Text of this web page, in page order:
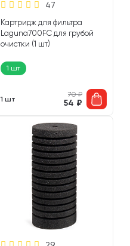
47
Картридж для фильтра
Laguna700FC для грубой
очистки (1 шт)
1 шт
1 шт
70₽
54 ₽